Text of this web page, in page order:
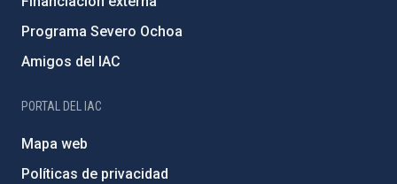
Programa Severo Ochoa
Amigos del IAC
PORTAL DEL IAC
Mapa web
Políticas de privacidad